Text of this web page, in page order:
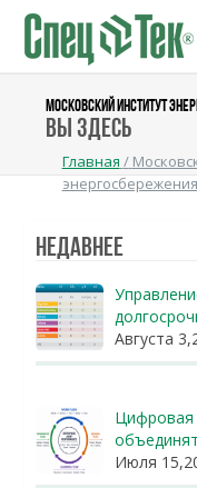
МОСКОВСКИЙ ИНСТИТУТ
Вы здесь
Главная /
энергосбережения
Недавнее
Августа
Июля